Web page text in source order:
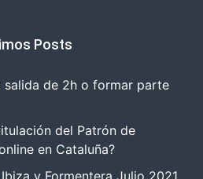
Posts
salida de 2h o formar parte
del Patrón de
en Cataluña?
y Formentera Julio 2021